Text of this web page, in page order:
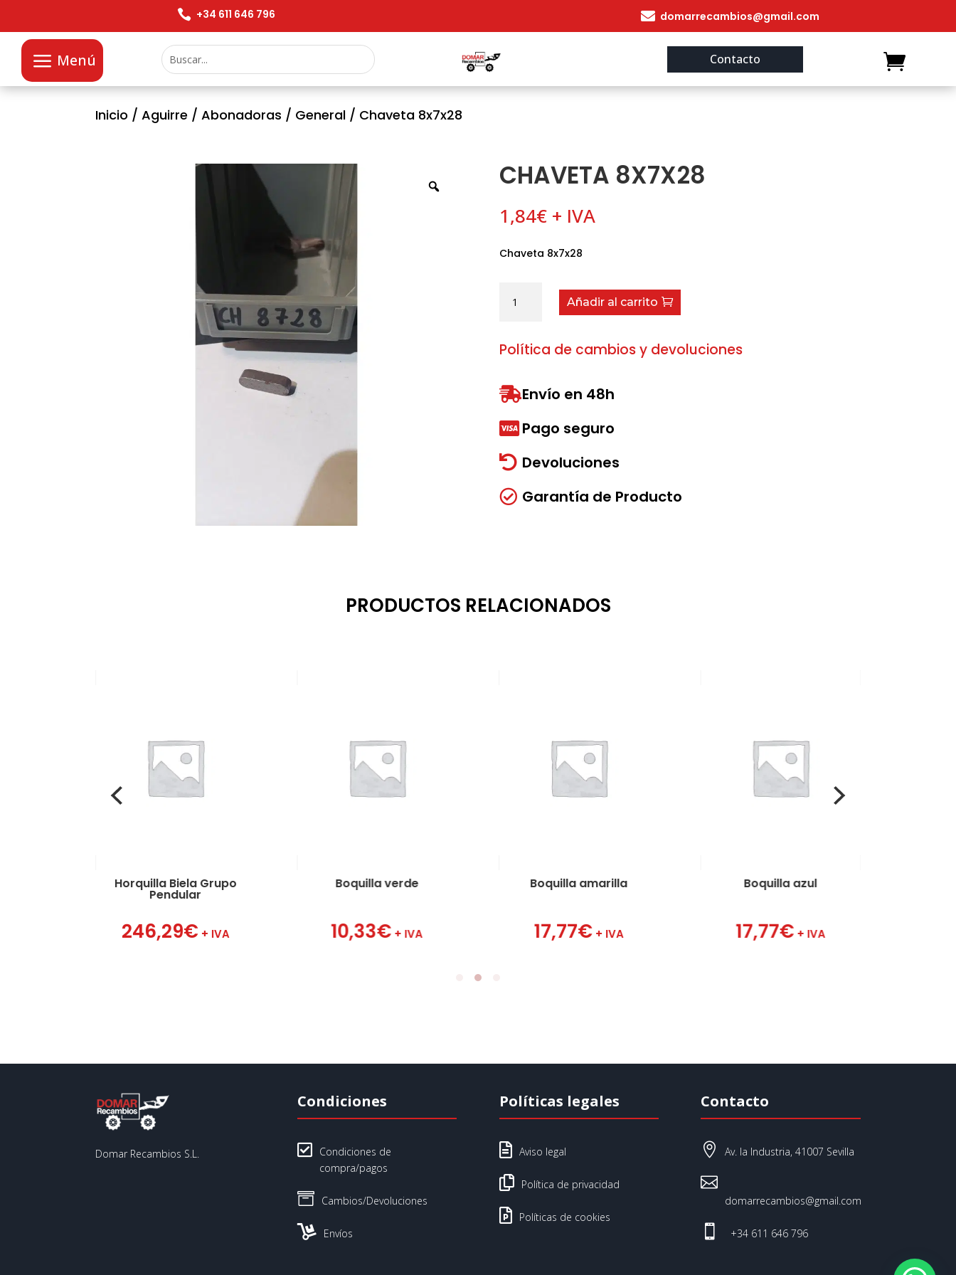
 +34 611 646 796  domarrecambios@gmail.com
Menú Contacto
Inicio /Aguirre /Abonadoras / General / Chaveta 8x7x28
CHAVETA 8X7X28
1,84€ + IVA
Chaveta 8x7x28
8x7x28
Añadir al carrito
Política de cambios y devoluciones
Envío en 48h
 Pago seguro
 Devoluciones
 Garantía de Producto
PRODUCTOS RELACIONADOS
Horquilla Biela Grupo
Pendular
246,29€ + IVA
Boquilla verde
10,33€ + IVA
Boquilla amarilla
17,77€ + IVA
Boquilla azul
17,77€ + IVA
Domar Recambios S.L.
Condiciones
 Condiciones de
compra/pagos
 Cambios/Devoluciones
 Envíos
Políticas legales
 Aviso legal
 Política de privacidad
 Políticas de cookies
Contacto
 Av. la Industria, 41007 Sevilla

domarrecambios@gmail.com
 +34 611 646 796